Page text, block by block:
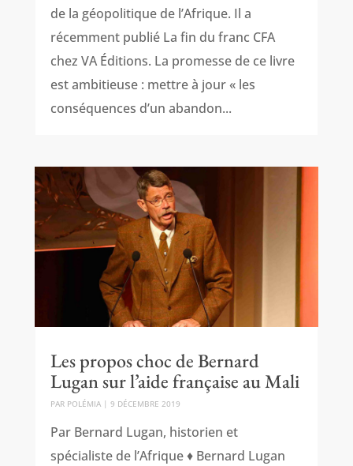
de la géopolitique de l’Afrique. Il a
récemment publié La fin du franc CFA
chez VA Éditions. La promesse de ce livre
est ambitieuse : mettre à jour « les
conséquences d’un abandon...
Les propos choc de Bernard
Lugan sur l’aide française au Mali
PAR POLÉMIA| 9 DÉCEMBRE 2019
Par Bernard Lugan, historien et
spécialiste de l’Afrique ♦ Bernard Lugan